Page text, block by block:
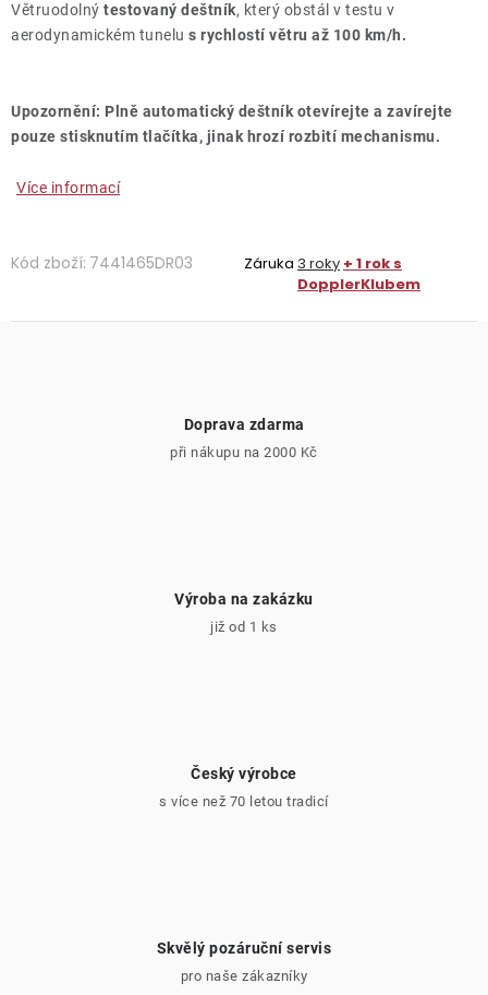
Větruodolný testovaný deštník, který obstál v testu v
aerodynamickém tunelu s rychlostí větru až 100 km/h.
Upozornění: Plně automatický deštník otevírejte a zavírejte
pouze stisknutím tlačítka, jinak hrozí rozbití mechanismu.
Více informací
Kód zboží: 7441465DR03 Záruka 3 roky + 1 rok s
DopplerKlubem
Doprava zdarma
při nákupu na 2000 Kč
Výroba na zakázku
již od 1 ks
Český výrobce
s více než 70 letou tradicí
Skvělý pozáruční servis
pro naše zákazníky